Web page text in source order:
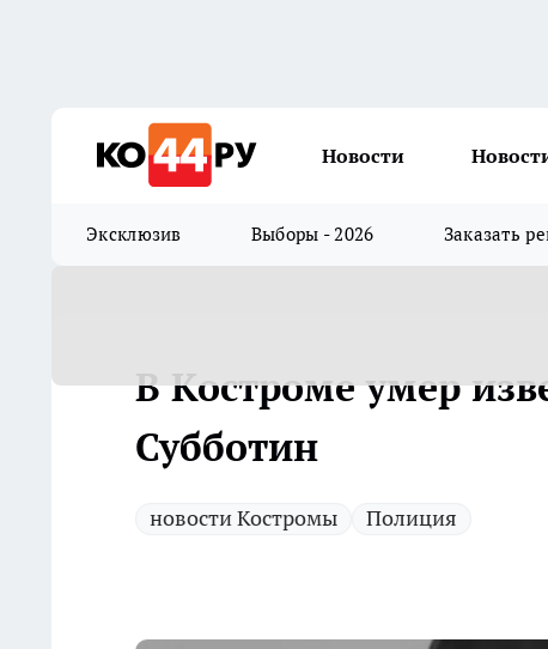
Новости
Эксклюзив Выборы - 2026 Заказать
В Костроме умер
Субботин
новости Костромы Полиция